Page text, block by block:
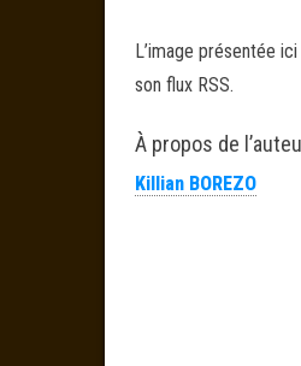
L’image présentée
son flux RSS.
À propos de
Killian BOREZO